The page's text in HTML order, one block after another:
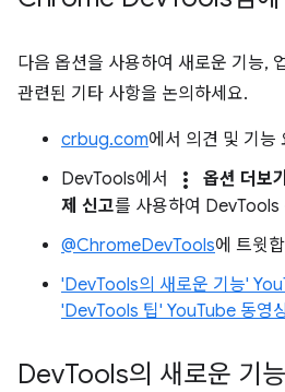
다음 옵션을 사용하여 새로운 기능,
관련된 기타 사항을 논의하세요.
crbug.com에서 의견 및 기능
DevTools에서
more_vert 옵션 더보기
제 신고를 사용하여 DevTools
@ChromeDevTools에 트윗
'DevTools의 새로운 기능'
'DevTools 팁' YouTube 동영
DevTools의 새로운 기능